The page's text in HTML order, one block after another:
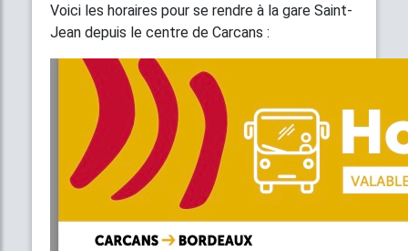
Voici les horaires pour se rendre à la gare Saint-
Jean depuis le centre de Carcans :